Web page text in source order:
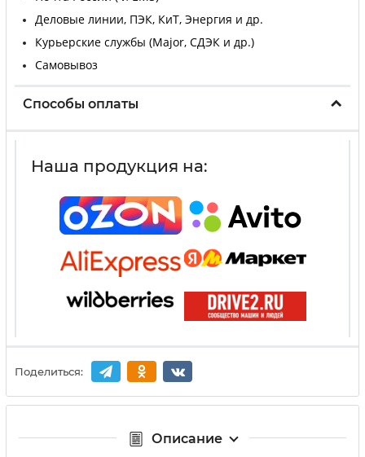
Деловые линии, ПЭК, КиТ, Энергия и др.
Курьерские службы (Major, СДЭК и др.)
Самовывоз
Способы оплаты
Наша продукция на:
Поделиться:
Описание